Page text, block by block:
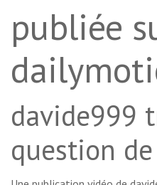
publiée
davide999
question